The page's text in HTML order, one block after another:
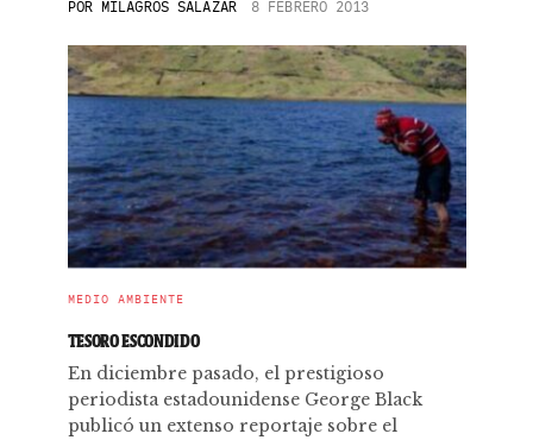
PORMILAGROS SALAZAR 8 FEBRERO 2013
MEDIO AMBIENTE
TESORO ESCONDIDO
En diciembre pasado, el prestigioso
periodista estadounidense George Black
publicó un extenso reportaje sobre el